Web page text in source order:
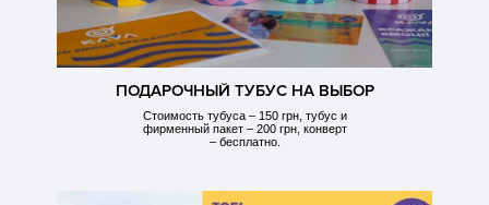
ПОДАРОЧНЫЙ ТУБУС НА ВЫБОР
Стоимость тубуса – 150 грн, тубус и
фирменный пакет – 200 грн, конверт
– бесплатно.